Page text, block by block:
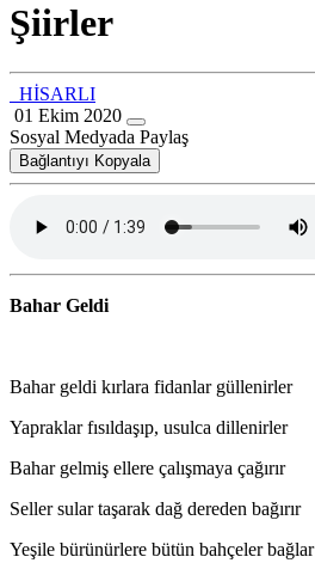
Şiirler
HİSARLI
01 Ekim 2020
Sosyal Medyada Paylaş
Bağlantıyı Kopyala
Bahar Geldi
Bahar geldi kırlara fidanlar güllenirler
Yapraklar fısıldaşıp, usulca dillenirler
Bahar gelmiş ellere çalışmaya çağırır
Seller sular taşarak dağ dereden bağırır
Yeşile bürünürlere bütün bahçeler bağlar